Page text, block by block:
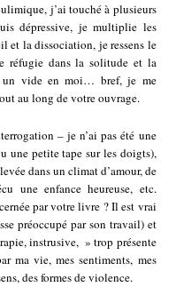
j’ai touché à plusieurs
dépressive, je multiplie les
et la dissociation, je ressens le
réfugie dans la solitude et la
un vide en moi… bref, je me
au long de votre ouvrage.
– je n’ai pas été une
une petite tape sur les doigts),
dans un climat d’amour, de
une enfance heureuse, etc.
par votre livre ? Il est vrai
préoccupé par son travail) et
instrusive, » trop présente
ma vie, mes sentiments, mes
des formes de violence.